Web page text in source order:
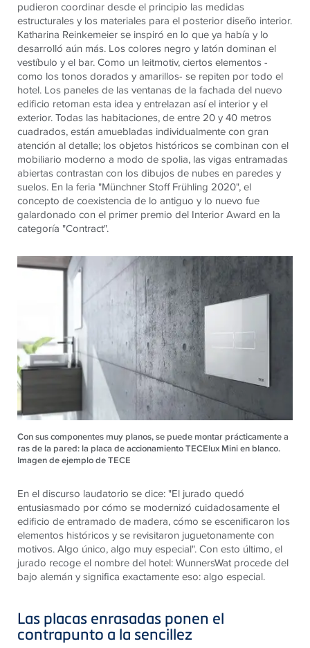
pudieron coordinar desde el principio las medidas
estructurales y los materiales para el posterior diseño interior.
Katharina Reinkemeier se inspiró en lo que ya había y lo
desarrolló aún más. Los colores negro y latón dominan el
vestíbulo y el bar. Como un leitmotiv, ciertos elementos -
como los tonos dorados y amarillos- se repiten por todo el
hotel. Los paneles de las ventanas de la fachada del nuevo
edificio retoman esta idea y entrelazan así el interior y el
exterior. Todas las habitaciones, de entre 20 y 40 metros
cuadrados, están amuebladas individualmente con gran
atención al detalle; los objetos históricos se combinan con el
mobiliario moderno a modo de spolia, las vigas entramadas
abiertas contrastan con los dibujos de nubes en paredes y
suelos. En la feria "Münchner Stoff Frühling 2020", el
concepto de coexistencia de lo antiguo y lo nuevo fue
galardonado con el primer premio del Interior Award en la
categoría "Contract".
Con sus componentes muy planos, se puede montar prácticamente a
ras de la pared: la placa de accionamiento TECElux Mini en blanco.
Imagen de ejemplo de TECE
En el discurso laudatorio se dice: "El jurado quedó
entusiasmado por cómo se modernizó cuidadosamente el
edificio de entramado de madera, cómo se escenificaron los
elementos históricos y se revisitaron juguetonamente con
motivos. Algo único, algo muy especial". Con esto último, el
jurado recoge el nombre del hotel: WunnersWat procede del
bajo alemán y significa exactamente eso: algo especial.
Las placas enrasadas ponen el
contrapunto a la sencillez